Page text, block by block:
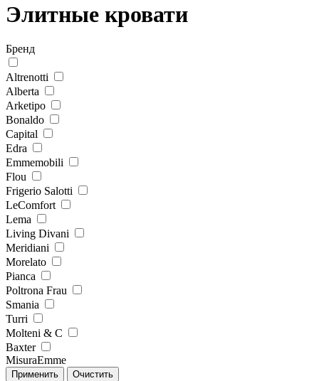
Элитные кровати
Бренд
Altrenotti
Alberta
Arketipo
Bonaldo
Capital
Edra
Emmemobili
Flou
Frigerio Salotti
LeComfort
Lema
Living Divani
Meridiani
Morelato
Pianca
Poltrona Frau
Smania
Turri
Molteni & C
Baxter
MisuraEmme